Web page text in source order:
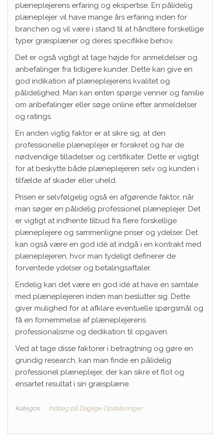
plæneplejerens erfaring og ekspertise. En pålidelig
plæneplejer vil have mange års erfaring inden for
branchen og vil være i stand til at håndtere forskellige
typer græsplæner og deres specifikke behov.
Det er også vigtigt at tage højde for anmeldelser og
anbefalinger fra tidligere kunder. Dette kan give en
god indikation af plæneplejerens kvalitet og
pålidelighed. Man kan enten spørge venner og familie
om anbefalinger eller søge online efter anmeldelser
og ratings.
En anden vigtig faktor er at sikre sig, at den
professionelle plæneplejer er forsikret og har de
nødvendige tilladelser og certifikater. Dette er vigtigt
for at beskytte både plæneplejeren selv og kunden i
tilfælde af skader eller uheld.
Prisen er selvfølgelig også en afgørende faktor, når
man søger en pålidelig professionel plæneplejer. Det
er vigtigt at indhente tilbud fra flere forskellige
plæneplejere og sammenligne priser og ydelser. Det
kan også være en god idé at indgå i en kontrakt med
plæneplejeren, hvor man tydeligt definerer de
forventede ydelser og betalingsaftaler.
Endelig kan det være en god idé at have en samtale
med plæneplejeren inden man beslutter sig. Dette
giver mulighed for at afklare eventuelle spørgsmål og
få en fornemmelse af plæneplejerens
professionalisme og dedikation til opgaven.
Ved at tage disse faktorer i betragtning og gøre en
grundig research, kan man finde en pålidelig
professionel plæneplejer, der kan sikre et flot og
ensartet resultat i sin græsplæne.
Kategori Indlæg på Daglige Opdateringer